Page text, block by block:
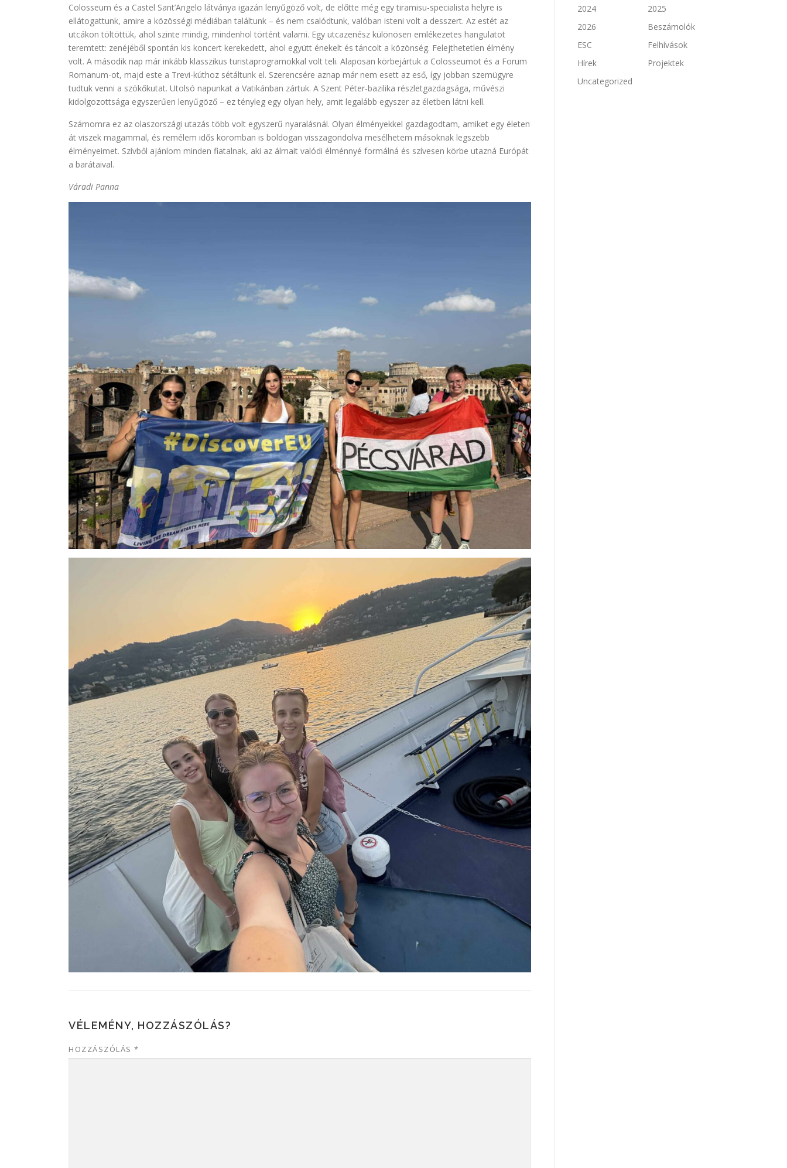
Colosseum és a Castel Sant’Angelo látványa igazán lenyűgöző volt, de előtte még egy tiramisu-specialista helyre is
ellátogattunk, amire a közösségi médiában találtunk – és nem csalódtunk, valóban isteni volt a desszert. Az estét az
utcákon töltöttük, ahol szinte mindig, mindenhol történt valami. Egy utcazenész különösen emlékezetes hangulatot
teremtett: zenéjéből spontán kis koncert kerekedett, ahol együtt énekelt és táncolt a közönség. Felejthetetlen élmény
volt. A második nap már inkább klasszikus turistaprogramokkal volt teli. Alaposan körbejártuk a Colosseumot és a Forum
Romanum-ot, majd este a Trevi-kúthoz sétáltunk el. Szerencsére aznap már nem esett az eső, így jobban szemügyre
tudtuk venni a szökőkutat. Utolsó napunkat a Vatikánban zártuk. A Szent Péter-bazilika részletgazdagsága, művészi
kidolgozottsága egyszerűen lenyűgöző – ez tényleg egy olyan hely, amit legalább egyszer az életben látni kell.
Számomra ez az olaszországi utazás több volt egyszerű nyaralásnál. Olyan élményekkel gazdagodtam, amiket egy életen
át viszek magammal, és remélem idős koromban is boldogan visszagondolva mesélhetem másoknak legszebb
élményeimet. Szívből ajánlom minden fiatalnak, aki az álmait valódi élménnyé formálná és szívesen körbe utazná Európát
a barátaival.
Váradi Panna
VÉLEMÉNY, HOZZÁSZÓLÁS?
HOZZÁSZÓLÁS *
2024
2025
2026
Beszámolók
ESC
Felhívások
Hírek
Projektek
Uncategorized